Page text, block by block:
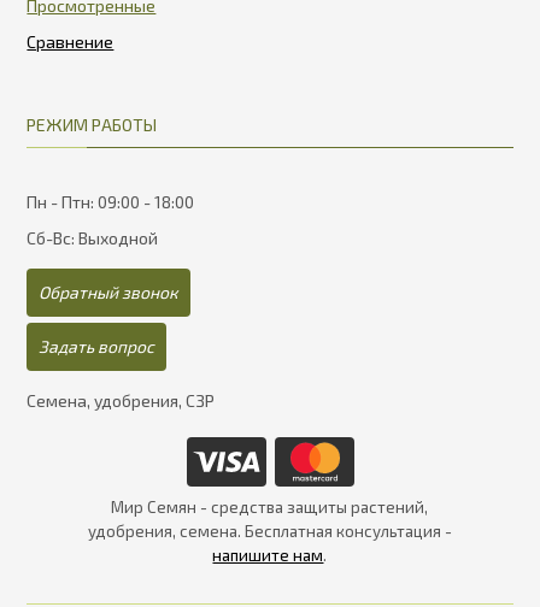
Просмотренные
РЕЖИМ РАБОТЫ
Пн - Птн: 09:00 - 18:00
Сб-Вс: Выходной
Обратный звонок
Задать вопрос
Семена, удобрения, СЗР
Мир Семян - средства защиты растений,
удобрения, семена. Бесплатная консультация -
напишите нам.